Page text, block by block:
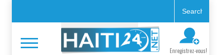
Enregistrez-vous!